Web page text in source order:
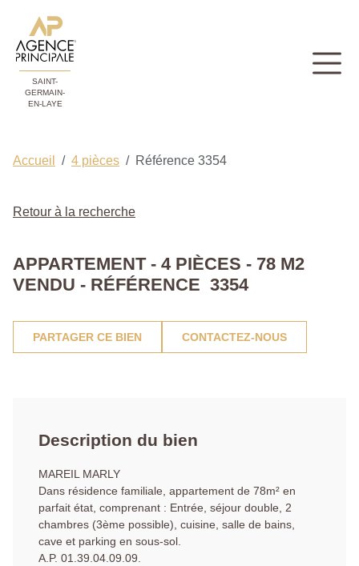
SAINT-
GERMAIN-
EN-LAYE
Accueil 4 pièces Référence 3354
Retour à la recherche
APPARTEMENT - 4 PIÈCES - 78 M2
VENDU - RÉFÉRENCE 3354
PARTAGER CE BIEN CONTACTEZ-NOUS
Description du bien
MAREIL MARLY
Dans résidence familiale, appartement de 78m² en
parfait état, comprenant : Entrée, séjour double, 2
chambres (3ème possible), cuisine, salle de bains,
cave et parking en sous-sol.
A.P. 01.39.04.09.09.